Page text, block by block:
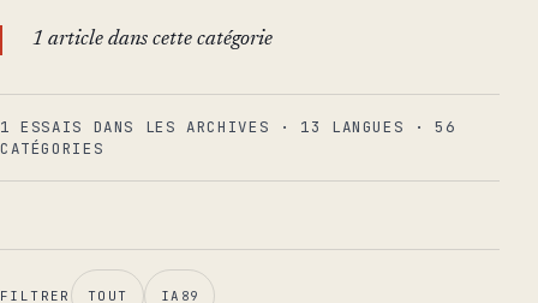
1 article dans cette catégorie
1 ESSAIS DANS LES ARCHIVES · 13 LANGUES ·56
CATÉGORIES
FILTRER TOUT IA 89